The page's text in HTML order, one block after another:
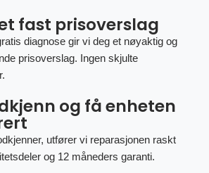
fast prisoverslag
diagnose gir vi deg et nøyaktig og
prisoverslag. Ingen skjulte
og få enheten
utfører vi reparasjonen raskt
og 12 måneders garanti.